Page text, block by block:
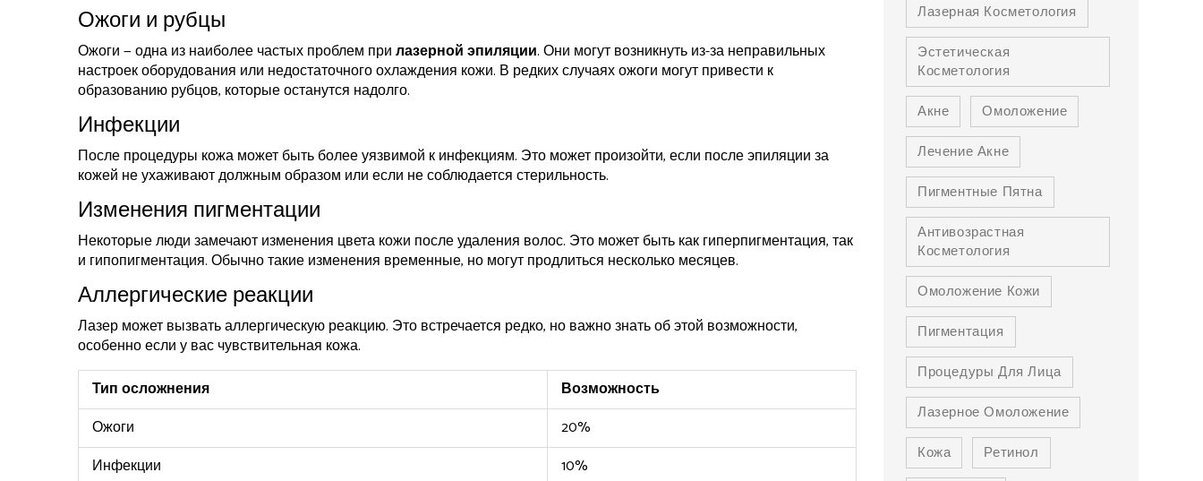
Ожоги и рубцы
Ожоги — одна из наиболее частых проблем прилазерной эпиляции. Они могут возникнуть из-за неправильных
настроек оборудования или недостаточного охлаждения кожи. В редких случаях ожоги могут привести к
образованию рубцов, которые останутся надолго.
Инфекции
После процедуры кожа может быть более уязвимой к инфекциям. Это может произойти, если после эпиляции за
кожей не ухаживают должным образом или если не соблюдается стерильность.
Изменения пигментации
Некоторые люди замечают изменения цвета кожи после удаления волос. Это может быть как гиперпигментация, так
и гипопигментация. Обычно такие изменения временные, но могут продлиться несколько месяцев.
Аллергические реакции
Лазер может вызвать аллергическую реакцию. Это встречается редко, но важно знать об этой возможности,
особенно если у вас чувствительная кожа.
Тип осложнения
Возможность
Ожоги
20%
Инфекции
10%
Лазерная Косметология
Эстетическая
Косметология
Акне
Омоложение
Лечение Акне
Пигментные Пятна
Антивозрастная
Косметология
Омоложение Кожи
Пигментация
Процедуры Для Лица
Лазерное Омоложение
Кожа
Ретинол